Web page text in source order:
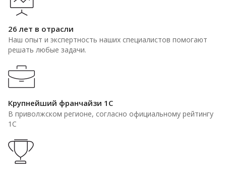
26 лет в отрасли
Наш опыт и экспертность наших специалистов помогают
решать любые задачи.
Крупнейший франчайзи 1С
В приволжском регионе, согласно официальному рейтингу
1С